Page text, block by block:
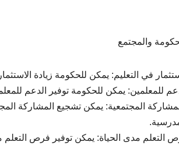
والمجتمع
المجتمعية: يمكن تشجيع المشاركة
التعلم مدى الحياة: يمكن توفير فرص التعلم